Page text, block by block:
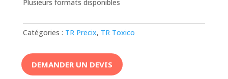
Plusieurs formats disponibles
Catégories : TR Precix, TR Toxico
DEMANDER UN DEVIS